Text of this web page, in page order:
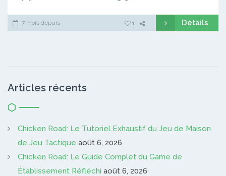
7 mois depuis 1 Détails
Articles récents
Chicken Road: Le Tutoriel Exhaustif du Jeu de Maison
de Jeu Tactique août 6, 2026
Chicken Road: Le Guide Complet du Game de
Établissement Réfléchi août 6, 2026